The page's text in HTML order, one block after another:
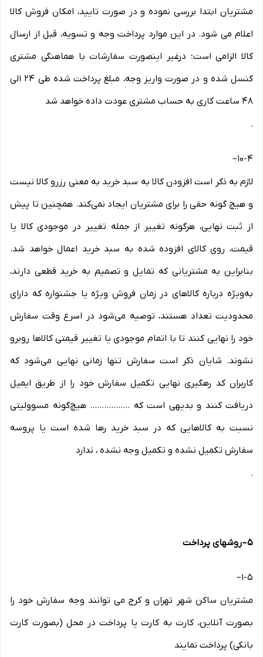
مشتریان ابتدا بررسی نموده و در صورت تایید، امکان فروش کالا
اعلام می شود. در این موارد پرداخت وجه و تسویه، قبل از ارسال
کالا الزامی است؛ درغیر اینصورت سفارشات با هماهنگی مشتری
کنسل شده و در صورت واریز وجه، مبلغ پرداخت شده طی ۲۴ الی
۴۸ ساعت کاری به حساب مشتری عودت داده خواهد شد
.
10-۴–
لازم به ذکر است افزودن کالا به سبد خرید به معنی رزرو کالا نیست
و هیچ گونه حقی را برای مشتریان ایجاد نمی‌کند. همچنین تا پیش
از ثبت نهایی، هرگونه تغییر از جمله تغییر در موجودی کالا یا
قیمت، روی کالای افزوده شده به سبد خرید اعمال خواهد شد.
بنابراین به مشتریانی که تمایل و تصمیم به خرید قطعی دارند،
به‌ویژه درباره کالاهای در زمان فروش ویژه یا جشنواره که دارای
محدودیت تعداد هستند، توصیه می‌شود در اسرع وقت سفارش
خود را نهایی کنند تا با اتمام موجودی یا تغییر قیمتی کالاها روبرو
نشوند. شایان ذکر است سفارش تنها زمانی نهایی می‌شود که
کاربران کد رهگیری نهایی تکمیل سفارش خود را از طریق ایمیل
دریافت کنند و بدیهی است که ................. هیچ‌گونه مسوولیتی
نسبت به کالاهایی که در سبد خرید رها شده است یا پروسه
سفارش تکمیل نشده و تکمیل وجه نشده ، ندارد
.
۵–روشهای پرداخت
۱-۵–
مشتریان ساکن شهر تهران و کرج می توانند وجه سفارش خود را
بصورت آنلاین، کارت به کارت یا پرداخت در محل (بصورت کارت
بانکی) پرداخت نمایند